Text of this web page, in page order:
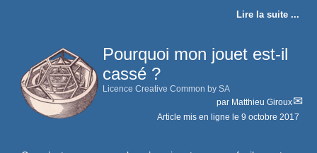
Lire la suite ...
Pourquoi mon jouet est-il
cassé ?
Licence Creative Common by SA
par Matthieu Giroux
Article mis en ligne le 9 octobre 2017